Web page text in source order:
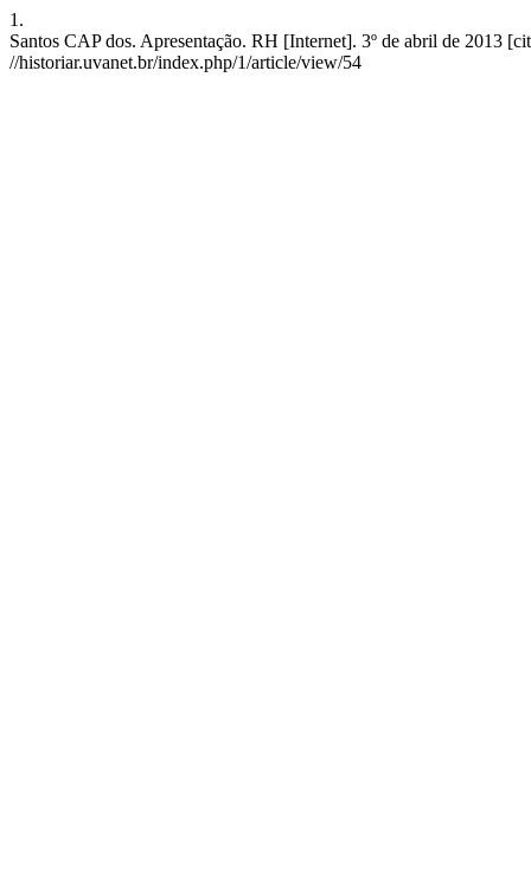
1.
Santos CAP dos. Apresentação. RH [Internet]. 3º de abril de 2013
//historiar.uvanet.br/index.php/1/article/view/54